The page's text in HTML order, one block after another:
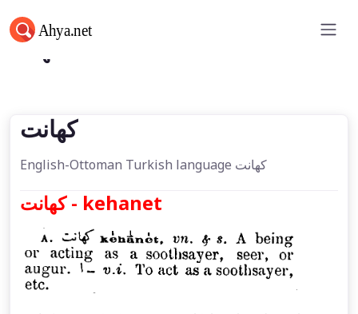
كهانت
كهانت
English-Ottoman Turkish language كهانت
كهانت - kehanet